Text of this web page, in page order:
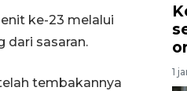
ke-23 melalui
dari sasaran.
tembakannya
1